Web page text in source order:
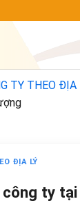
TY THEO ĐỊA
ĐỊA LÝ
ty